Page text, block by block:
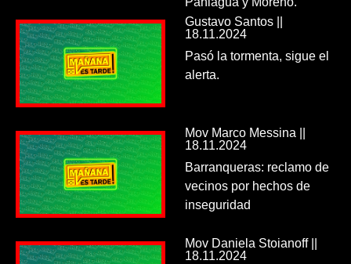
Gustavo Santos ||
18.11.2024
Pasó la tormenta, sigue el
alerta.
Mov Marco Messina ||
18.11.2024
Barranqueras: reclamo de
vecinos por hechos de
inseguridad
Mov Daniela Stoianoff ||
18.11.2024